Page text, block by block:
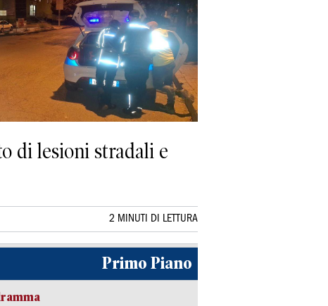
di lesioni stradali e
2 MINUTI DI LETTURA
Primo Piano